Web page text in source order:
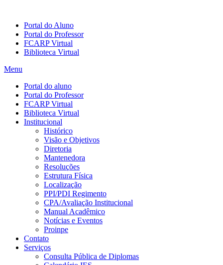
Portal do Aluno
Portal do Professor
FCARP Virtual
Biblioteca Virtual
Menu
Portal do aluno
Portal do Professor
FCARP Virtual
Biblioteca Virtual
Institucional
Histórico
Visão e Objetivos
Diretoria
Mantenedora
Resoluções
Estrutura Física
Localização
PPI/PDI Regimento
CPA/Avaliação Institucional
Manual Acadêmico
Notícias e Eventos
Proinpe
Contato
Serviços
Consulta Pública de Diplomas